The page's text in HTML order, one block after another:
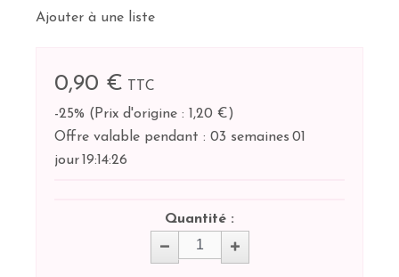
Ajouter à une liste
0,90 €
TTC
-25% ( Prix d'origine : 1,20 €)
Offre valable pendant : 03 semaines 01
jour 19:14:26
Quantité :